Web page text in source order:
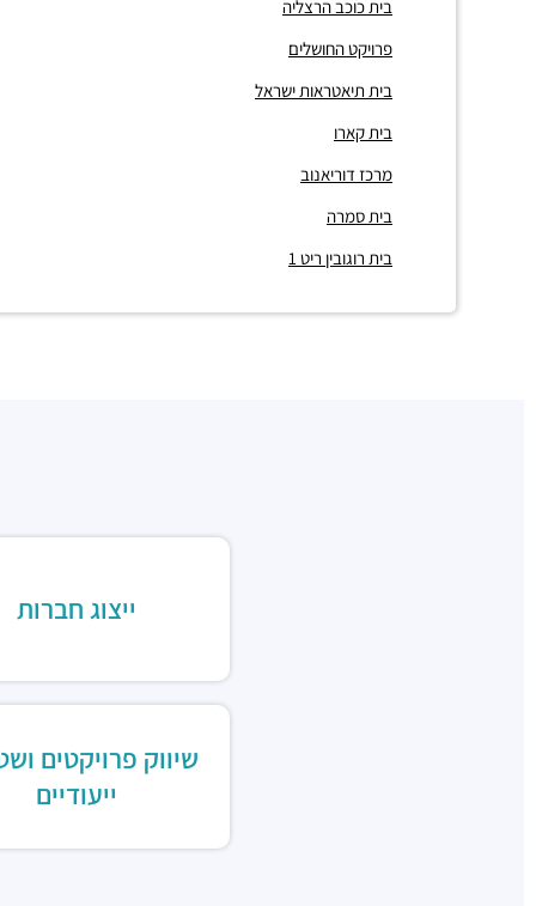
בית כוכב הרצליה
פרויקט החושלים
בית תיאטראות ישראל
בית קארו
מרכז דוריאנוב
בית סמרה
בית רוגובין ריט 1
ייצוג חברות
שיווק פרויקטים
ייעודיים